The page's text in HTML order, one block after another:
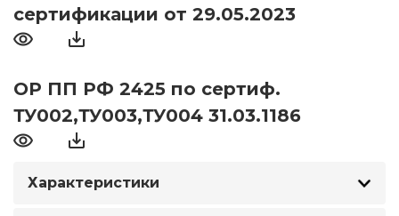
сертификации от 29.05.2023
ОР ПП РФ 2425 по сертиф.
ТУ002,ТУ003,ТУ004 31.03.1186
Характеристики